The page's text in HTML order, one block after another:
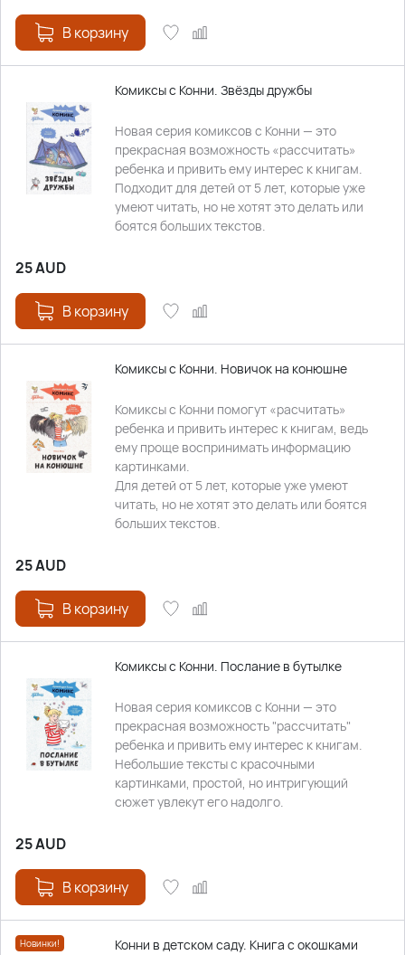
В корзину
Комиксы с Конни. Звёзды дружбы
Новая серия комиксов с Конни — это
прекрасная возможность «рассчитать»
ребенка и привить ему интерес к книгам.
Подходит для детей от 5 лет, которые уже
умеют читать, но не хотят это делать или
боятся больших текстов.
25AUD
В корзину
Комиксы с Конни. Новичок на конюшне
Комиксы с Конни помогут «расчитать»
ребенка и привить интерес к книгам, ведь
ему проще воспринимать информацию
картинками.
Для детей от 5 лет, которые уже умеют
читать, но не хотят это делать или боятся
больших текстов.
25AUD
В корзину
Комиксы с Конни. Послание в бутылке
Новая серия комиксов с Конни — это
прекрасная возможность "рассчитать"
ребенка и привить ему интерес к книгам.
Небольшие тексты с красочными
картинками, простой, но интригующий
сюжет увлекут его надолго.
25AUD
В корзину
Новинки! Конни в детском саду. Книга с окошками